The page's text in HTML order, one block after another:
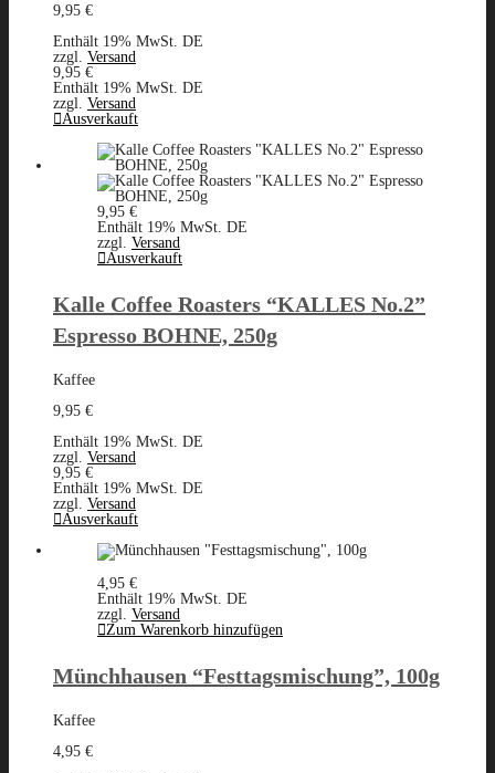
9,95 €
Enthält 19% MwSt. DE
zzgl. Versand
9,95 €
Enthält 19% MwSt. DE
zzgl. Versand
Ausverkauft
9,95 €
Enthält 19% MwSt. DE
zzgl. Versand
Ausverkauft
Kalle Coffee Roasters “KALLES No.2”
Espresso BOHNE, 250g
Kaffee
9,95 €
Enthält 19% MwSt. DE
zzgl. Versand
9,95 €
Enthält 19% MwSt. DE
zzgl. Versand
Ausverkauft
4,95 €
Enthält 19% MwSt. DE
zzgl. Versand
Zum Warenkorb hinzufügen
Münchhausen “Festtagsmischung”, 100g
Kaffee
4,95 €